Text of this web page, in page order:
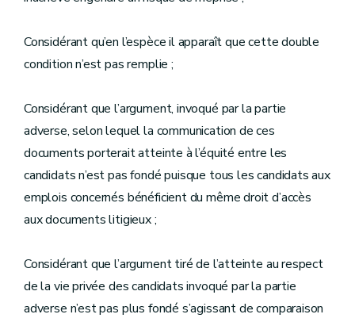
Considérant qu’en l’espèce il apparaît que cette double
condition n’est pas remplie ;
Considérant que l’argument, invoqué par la partie
adverse, selon lequel la communication de ces
documents porterait atteinte à l’équité entre les
candidats n’est pas fondé puisque tous les candidats aux
emplois concernés bénéficient du même droit d’accès
aux documents litigieux ;
Considérant que l’argument tiré de l’atteinte au respect
de la vie privée des candidats invoqué par la partie
adverse n’est pas plus fondé s’agissant de comparaison